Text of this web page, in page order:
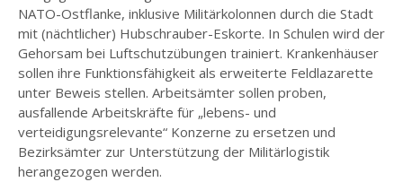
NATO-Ostflanke, inklusive Militärkolonnen durch die Stadt
mit (nächtlicher) Hubschrauber-Eskorte. In Schulen wird der
Gehorsam bei Luftschutzübungen trainiert. Krankenhäuser
sollen ihre Funktionsfähigkeit als erweiterte Feldlazarette
unter Beweis stellen. Arbeitsämter sollen proben,
ausfallende Arbeitskräfte für „lebens- und
verteidigungsrelevante“ Konzerne zu ersetzen und
Bezirksämter zur Unterstützung der Militärlogistik
herangezogen werden.